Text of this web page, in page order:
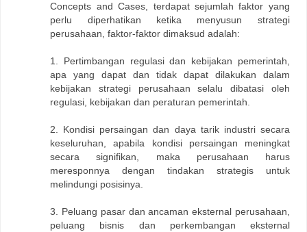
Concepts and Cases, terdapat sejumlah faktor yang
perlu diperhatikan ketika menyusun strategi
perusahaan, faktor-faktor dimaksud adalah:
1. Pertimbangan regulasi dan kebijakan pemerintah,
apa yang dapat dan tidak dapat dilakukan dalam
kebijakan strategi perusahaan selalu dibatasi oleh
regulasi, kebijakan dan peraturan pemerintah.
2. Kondisi persaingan dan daya tarik industri secara
keseluruhan, apabila kondisi persaingan meningkat
secara signifikan, maka perusahaan harus
meresponnya dengan tindakan strategis untuk
melindungi posisinya.
3. Peluang pasar dan ancaman eksternal perusahaan,
peluang bisnis dan perkembangan eksternal